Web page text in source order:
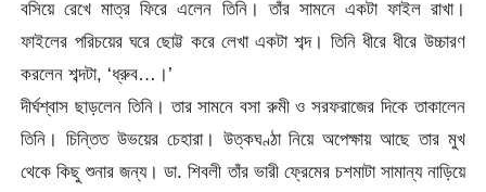
বসিয়ে রেখে মাত্র ফিরে এলেন তিনি। তাঁর সামনে একটা ফাইল রাখা।
ফাইলের পরিচয়ের ঘরে ছোট্ট করে লেখা একটা শব্দ। তিনি ধীরে ধীরে উচ্চারণ
করলেন শব্দটা, ‘ধ্রুব…।’
দীর্ঘশ্বাস ছাড়লেন তিনি। তার সামনে বসা রুমী ও সরফরাজের দিকে তাকালেন
তিনি। চিন্তিত উভয়ের চেহারা। উত্কঘণ্ঠা নিয়ে অপেক্ষায় আছে তার মুখ
থেকে কিছু শুনার জন্য। ডা. শিবলী তাঁর ভারী ফ্রেমের চশমাটা সামান্য নাড়িয়ে